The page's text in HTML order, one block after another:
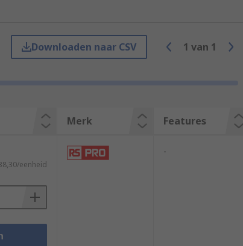
light rays are converted into
store the data as a string of
Downloaden naar CSV 1 van 1
Merk Features
eenheid
-